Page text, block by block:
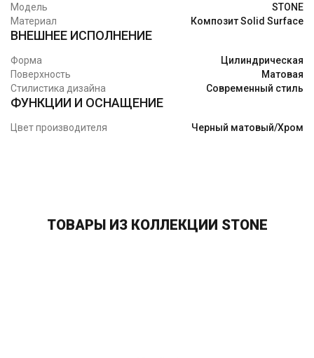
Модель
STONE
Материал
Композит Solid Surface
ВНЕШНЕЕ ИСПОЛНЕНИЕ
Форма
Цилиндрическая
Поверхность
Матовая
Стилистика дизайна
Современный стиль
ФУНКЦИИ И ОСНАЩЕНИЕ
Цвет производителя Черный матовый/Хром
ТОВАРЫ ИЗ КОЛЛЕКЦИИ STONE